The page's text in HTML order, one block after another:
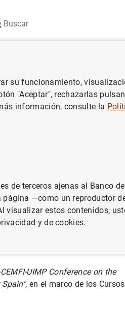
2025 Banco de España-CEMFI-
UIMP Conference on the
, en el marco de los
su funcionamiento,
"Aceptar", rechazarlas
información, consulte la
de terceros ajenas al Banco de
página —como un reproductor
visualizar estos contenidos,
y de cookies.